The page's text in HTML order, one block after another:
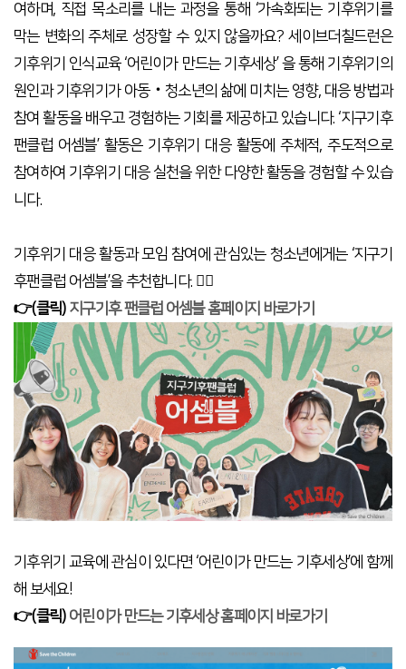
여하며, 직접 목소리를 내는 과정을 통해 ‘가속화되는 기후위기를
막는 변화의 주체로 성장할 수 있지 않을까요? 세이브더칠드런은
기후위기 인식교육 ‘어린이가 만드는 기후세상’ 을 통해 기후위기의
원인과 기후위기가 아동‧청소년의 삶에 미치는 영향, 대응 방법과
참여 활동을 배우고 경험하는 기회를 제공하고 있습니다. ‘지구기후
팬클럽 어셈블’ 활동은 기후위기 대응 활동에 주체적, 주도적으로
참여하여 기후위기 대응 실천을 위한 다양한 활동을 경험할 수 있습
니다.
기후위기 대응 활동과 모임 참여에 관심있는 청소년에게는 ‘지구기
후팬클럽 어셈블’을 추천합니다. 🙆‍♀️
👉(클릭) 지구기후 팬클럽 어셈블 홈페이지 바로가기
기후위기 교육에 관심이 있다면 ‘어린이가 만드는 기후세상’에 함께
해 보세요!
👉(클릭) 어린이가 만드는 기후세상 홈페이지 바로가기